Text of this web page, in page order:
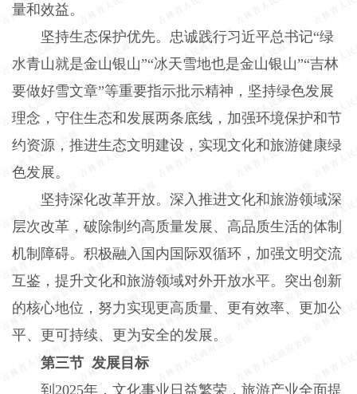
量和效益。
坚持生态保护优先。忠诚践行习近平总书记“绿
水青山就是金山银山”“冰天雪地也是金山银山”“吉林
要做好雪文章”等重要指示批示精神，坚持绿色发展
理念，守住生态和发展两条底线，加强环境保护和节
约资源，推进生态文明建设，实现文化和旅游健康绿
色发展。
坚持深化改革开放。深入推进文化和旅游领域深
层次改革，破除制约高质量发展、高品质生活的体制
机制障碍。积极融入国内国际双循环，加强文明交流
互鉴，提升文化和旅游领域对外开放水平。突出创新
的核心地位，努力实现更高质量、更有效率、更加公
平、更可持续、更为安全的发展。
第三节 发展目标
到2025年，文化事业日益繁荣，旅游产业全面提